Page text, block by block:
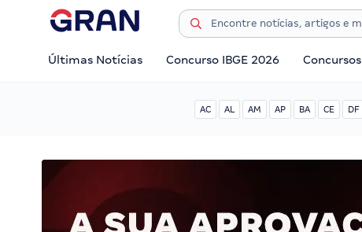
Últimas Notícias Concurso IBGE 2026 Concursos
AC AL AM AP BA CE DF